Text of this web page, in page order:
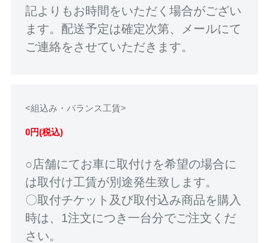
記よりもお時間をいただく場合がござい
ます。配送予定は確定次第、メールにて
ご連絡をさせていただきます。
<組込み・バランス工賃>
0円(税込)
○店舗にてお車に取付けを希望の場合に
は取付け工賃が別途発生致します。
〇取付チケット及び取付込み商品を購入
時は、1注文につき一台分でご注文くだ
さい。